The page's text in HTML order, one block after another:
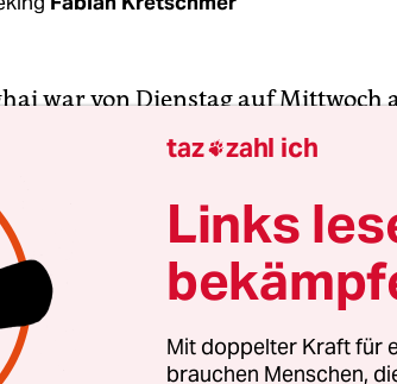
war von Dienstag auf Mittwoch
Gemüseläden und
Der Grund für die plötzlichen
sich in der Nacht das
einen vollständigen Lockdown
meisten Wohnanlagen erst
an den verplombten Toren
die Belastungsgrenze der
taz zahl ich
Links
Mit doppelter Kraft für
brauchen Menschen,